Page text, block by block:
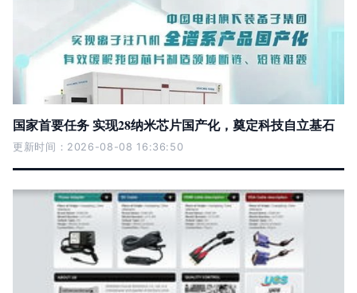
国家首要任务 实现28纳米芯片国产化，奠定科技自立基石
更新时间：2026-08-08 16:36:50